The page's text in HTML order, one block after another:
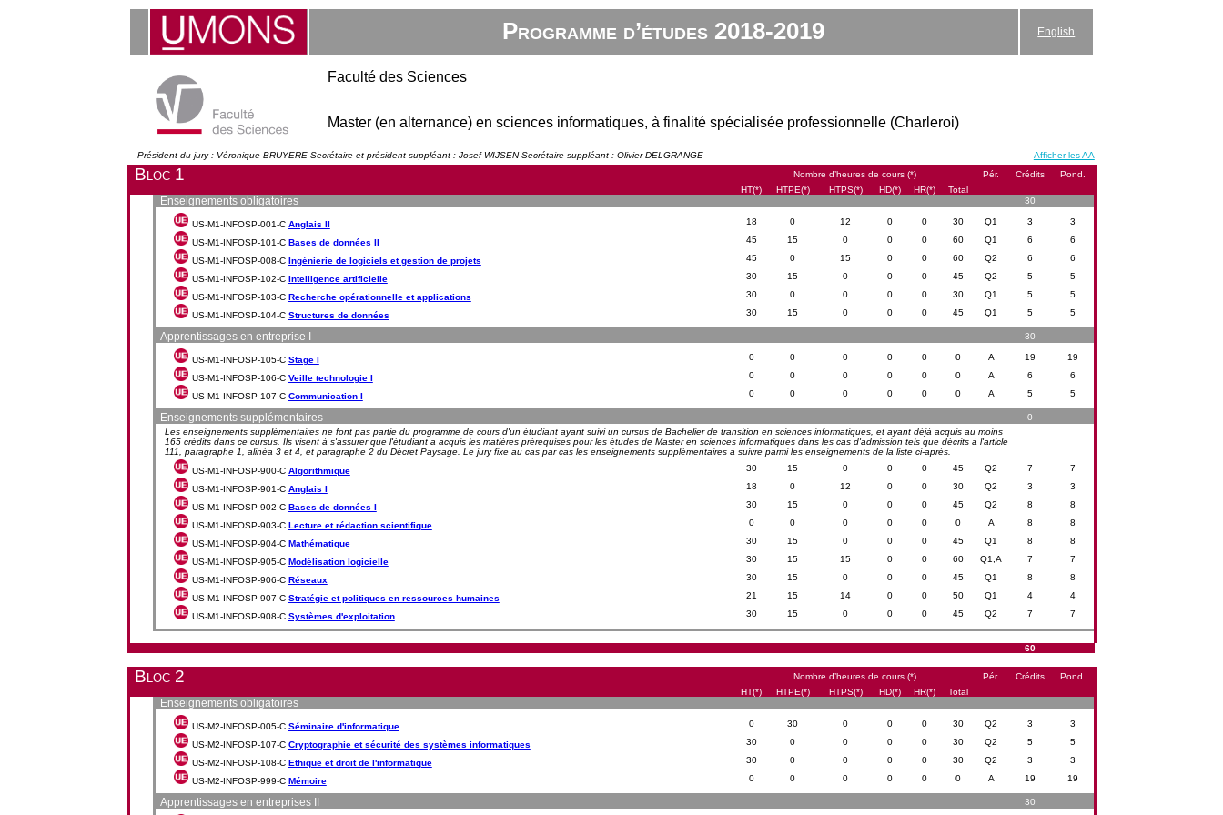
Programme d’études 2018-2019 English
Faculté des Sciences
Master (en alternance) en sciences informatiques, à finalité spécialisée professionnelle (Charleroi)
Président du jury : Véronique BRUYERE Secrétaire et président suppléant : Josef WIJSEN Secrétaire suppléant : Olivier DELGRANGE Afficher les AA
Bloc 1 Nombre d’heures de cours (*) Pér. Crédits
Pond.
HT(*)
HTPE(*) HTPS(*) HD(*) HR(*) Total
Enseignements obligatoires 30
US-M1-INFOSP-001-C Anglais II 18 0 12 0 0 30 Q1 3 3
US-M1-INFOSP-101-C Bases de données II 45 15 0 0 0 60 Q1 6 6
US-M1-INFOSP-008-C Ingénierie de logiciels et gestion de projets 45 0 15 0 0 60 Q2 6 6
US-M1-INFOSP-102-C Intelligence artificielle 30 15 0 0 0 45 Q2 5 5
US-M1-INFOSP-103-C Recherche opérationnelle et applications 30 0 0 0 0 30 Q1 5 5
US-M1-INFOSP-104-C Structures de données 30 15 0 0 0 45 Q1 5 5
Apprentissages en entreprise I 30
US-M1-INFOSP-105-C Stage I 0 0 0 0 0 0 A 19 19
US-M1-INFOSP-106-C Veille technologie I 0 0 0 0 0 0 A 6 6
US-M1-INFOSP-107-C Communication I 0 0 0 0 0 0 A 5 5
Enseignements supplémentaires
0
Les enseignements supplémentaires ne font pas partie du programme de cours d'un étudiant ayant suivi un cursus de Bachelier de transition en sciences informatiques, et ayant déjà acquis au moins
165 crédits dans ce cursus. Ils visent à s'assurer que l'étudiant a acquis les matières prérequises pour les études de Master en sciences informatiques dans les cas d'admission tels que décrits à l'article
111, paragraphe 1, alinéa 3 et 4, et paragraphe 2 du Décret Paysage. Le jury fixe au cas par cas les enseignements supplémentaires à suivre parmi les enseignements de la liste ci-après.
US-M1-INFOSP-900-C Algorithmique 30 15 0 0 0 45 Q2 7 7
US-M1-INFOSP-901-C Anglais I 18 0 12 0 0 30 Q2 3 3
US-M1-INFOSP-902-C Bases de données I 30 15 0 0 0 45 Q2 8 8
US-M1-INFOSP-903-C Lecture et rédaction scientifique 0 0 0 0 0 0 A 8 8
US-M1-INFOSP-904-C Mathématique 30 15 0 0 0 45 Q1 8 8
US-M1-INFOSP-905-C Modélisation logicielle 30 15 15 0 0 60 Q1,A 7 7
US-M1-INFOSP-906-C Réseaux 30 15 0 0 0 45 Q1 8 8
US-M1-INFOSP-907-C Stratégie et politiques en ressources humaines 21 15 14 0 0 50 Q1 4 4
US-M1-INFOSP-908-C Systèmes d'exploitation 30 15 0 0 0 45 Q2 7 7
60
Bloc 2 Nombre d’heures de cours (*) Pér. Crédits
Pond.
HT(*)
HTPE(*) HTPS(*) HD(*) HR(*) Total
Enseignements obligatoires
US-M2-INFOSP-005-C Séminaire d'informatique 0 30 0 0 0 30 Q2 3 3
US-M2-INFOSP-107-C Cryptographie et sécurité des systèmes informatiques 30 0 0 0 0 30 Q2 5 5
US-M2-INFOSP-108-C Ethique et droit de l'informatique 30 0 0 0 0 30 Q2 3 3
US-M2-INFOSP-999-C Mémoire 0 0 0 0 0 0 A 19 19
Apprentissages en entreprises II 30